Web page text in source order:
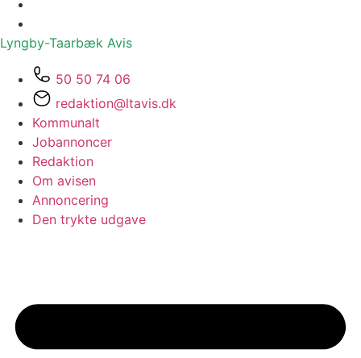
Lyngby-Taarbæk Avis
50 50 74 06
redaktion@ltavis.dk
Kommunalt
Jobannoncer
Redaktion
Om avisen
Annoncering
Den trykte udgave